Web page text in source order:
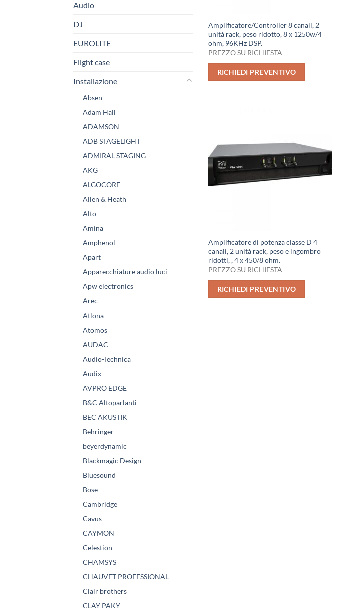
Audio
DJ
EUROLITE
Flight case
Installazione
Absen
Adam Hall
ADAMSON
ADB STAGELIGHT
ADMIRAL STAGING
AKG
ALGOCORE
Allen & Heath
Alto
Amina
Amphenol
Apart
Apparecchiature audio luci
Apw electronics
Arec
Atlona
Atomos
AUDAC
Audio-Technica
Audix
AVPRO EDGE
B&C Altoparlanti
BEC AKUSTIK
Behringer
beyerdynamic
Blackmagic Design
Bluesound
Bose
Cambridge
Cavus
CAYMON
Celestion
CHAMSYS
CHAUVET PROFESSIONAL
Clair brothers
CLAY PAKY
Amplificatore/Controller 8 canali, 2
unità rack, peso ridotto, 8 x 1250w/4
ohm, 96KHz DSP.
PREZZO SU RICHIESTA
RICHIEDI PREVENTIVO
Amplificatore di potenza classe D 4
canali, 2 unità rack, peso e ingombro
ridotti, , 4 x 450/8 ohm.
PREZZO SU RICHIESTA
RICHIEDI PREVENTIVO